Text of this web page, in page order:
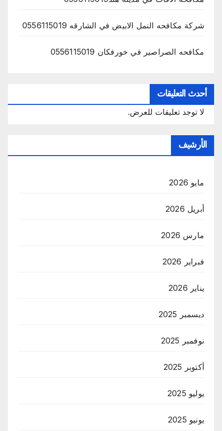
شركة مكافحه النمل الابيض في الشارقه 0556115019
مكافحه الصراصير في خورفكان 0556115019
أحدث التعليقات
لا توجد تعليقات للعرض.
الأرشيف
مايو 2026
أبريل 2026
مارس 2026
فبراير 2026
يناير 2026
ديسمبر 2025
نوفمبر 2025
أكتوبر 2025
يوليو 2025
يونيو 2025